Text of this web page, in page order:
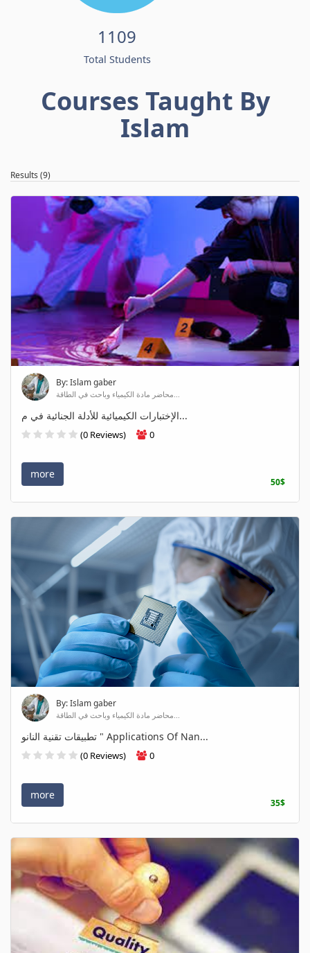
1109
Total Students
Courses Taught By
Islam
Results (9)
By: Islam gaber
محاضر مادة الكيمياء وباحث في الطاقة...
الإختبارات الكيميائية للأدلة الجنائية في م...
(0 Reviews) 0
more
50$
By: Islam gaber
محاضر مادة الكيمياء وباحث في الطاقة...
تطبيقات تقنية النانو " Applications Of Nan...
(0 Reviews) 0
more
35$